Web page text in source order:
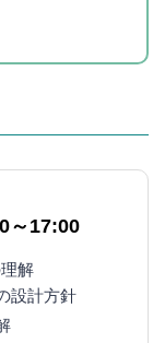
～17:00
解
設計方針